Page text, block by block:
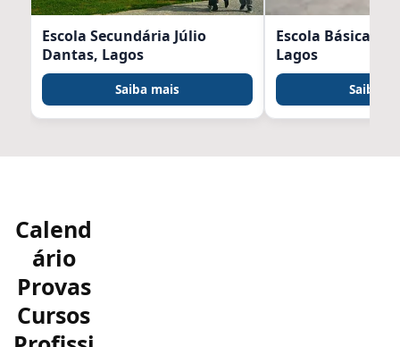
Escola Secundária Júlio
Dantas, Lagos
Saiba mais
Escola Básica
Lagos
Saiba
Calend
ário
Provas
Cursos